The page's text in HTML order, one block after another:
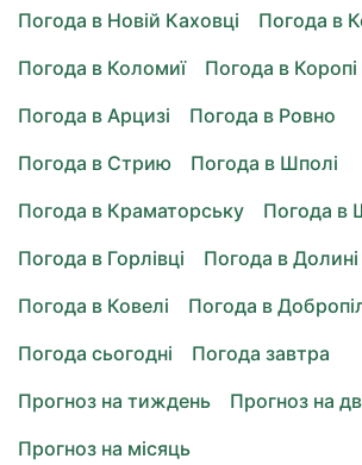
Погода в Новій Каховці
Погода в
Погода в Коломиї
Погода в Коропі
Погода в Арцизі
Погода в Ровно
Погода в Стрию
Погода в Шполі
Погода в Краматорську
Погода в
Погода в Горлівці
Погода в Долині
Погода в Ковелі
Погода в
Погода сьогодні
Погода завтра
Прогноз на тиждень
Прогноз на
Прогноз на місяць